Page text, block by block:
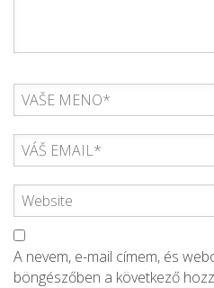
A nevem, e-mail címem, és
böngészőben a következő